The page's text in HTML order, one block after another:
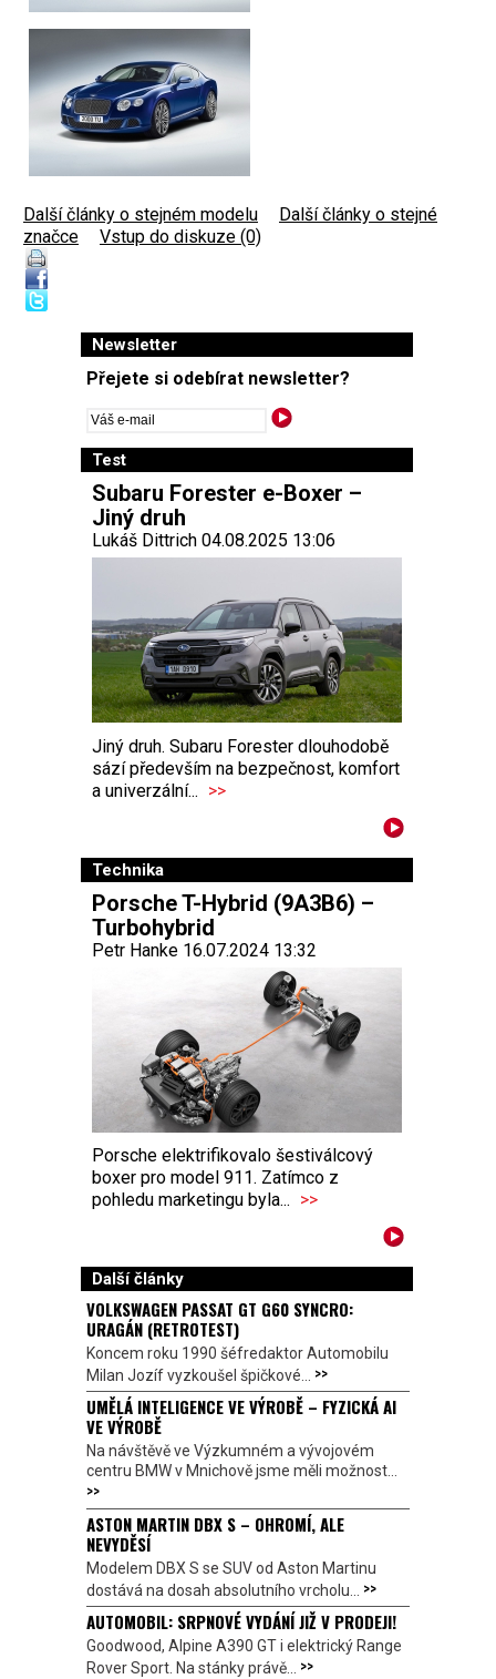
Další články o stejném modelu
Další články o stejné
značce
Vstup do diskuze (0)
Newsletter
Přejete si odebírat newsletter?
Test
Subaru Forester e-Boxer –
Jiný druh
Lukáš Dittrich 04.08.2025 13:06
Jiný druh. Subaru Forester dlouhodobě
sází především na bezpečnost, komfort
a univerzální... >>
Technika
Porsche T-Hybrid (9A3B6) –
Turbohybrid
Petr Hanke 16.07.2024 13:32
Porsche elektrifikovalo šestiválcový
boxer pro model 911. Zatímco z
pohledu marketingu byla... >>
Další články
VOLKSWAGEN PASSAT GT G60 SYNCRO:
URAGÁN (RETROTEST)
Koncem roku 1990 šéfredaktor Automobilu
Milan Jozíf vyzkoušel špičkové... >>
UMĚLÁ INTELIGENCE VE VÝROBĚ – FYZICKÁ AI
VE VÝROBĚ
Na návštěvě ve Výzkumném a vývojovém
centru BMW v Mnichově jsme měli možnost...
>>
ASTON MARTIN DBX S – OHROMÍ, ALE
NEVYDĚSÍ
Modelem DBX S se SUV od Aston Martinu
dostává na dosah absolutního vrcholu... >>
AUTOMOBIL: SRPNOVÉ VYDÁNÍ JIŽ V PRODEJI!
Goodwood, Alpine A390 GT i elektrický Range
Rover Sport. Na stánky právě... >>